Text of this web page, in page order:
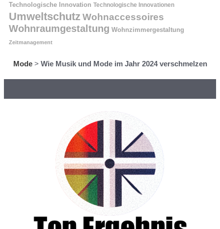
Technologische Innovation Technologische Innovationen
Umweltschutz Wohnaccessoires
Wohnraumgestaltung Wohnzimmergestaltung
Zeitmanagement
Mode> Wie Musik und Mode im Jahr 2024 verschmelzen